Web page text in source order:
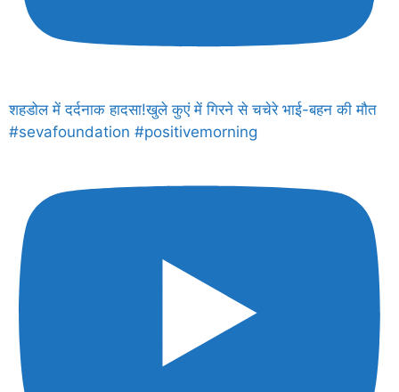
शहडोल में दर्दनाक हादसा!खुले कुएं में गिरने से चचेरे भाई-बहन की मौत
#sevafoundation #positivemorning